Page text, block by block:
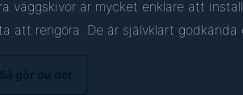
väggskivor är mycket enklare att
att rengöra. De är självklart godkända